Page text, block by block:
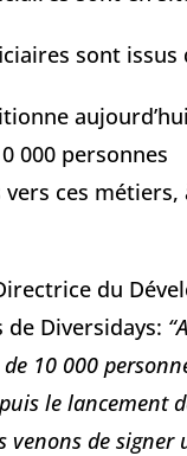
sont issus
aujourd’hui
000 personnes
ces métiers,
du
Diversidays:
10 000
le lancement
venons de signer